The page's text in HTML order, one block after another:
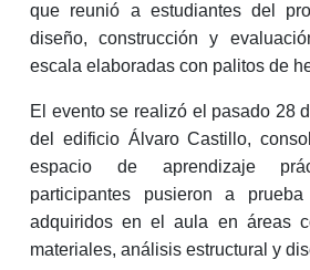
que reunió a estudiantes del
diseño, construcción y
escala elaboradas con palitos de
El evento se realizó el pasado 28
del edificio Álvaro Castillo,
espacio de aprendizaje
participantes pusieron a
adquiridos en el aula en áreas
materiales, análisis estructural y